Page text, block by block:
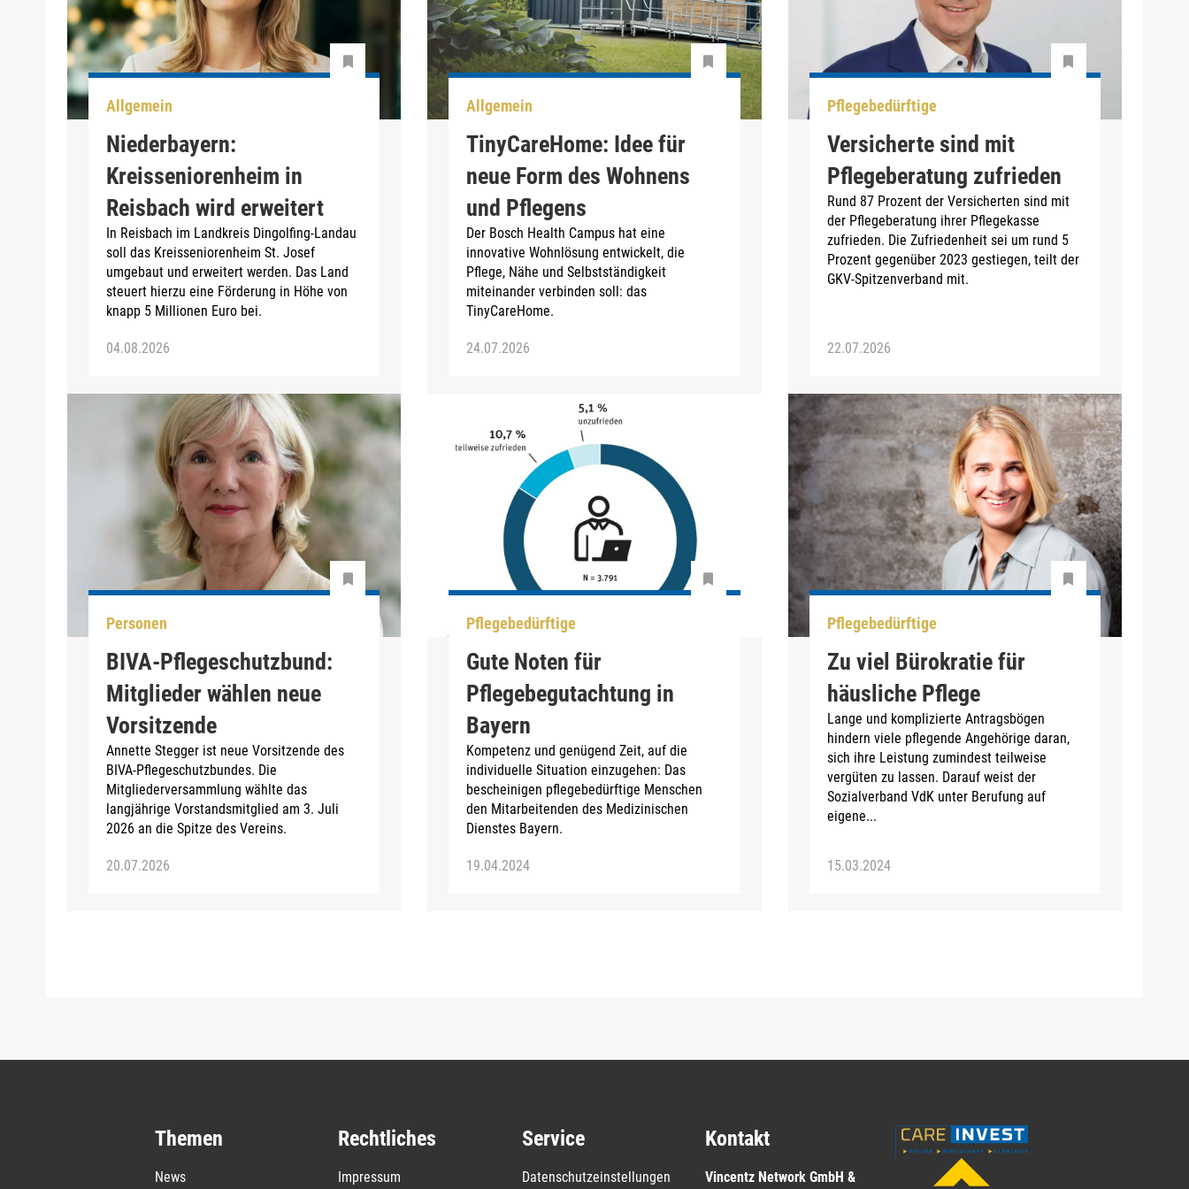
Allgemein
Niederbayern:
Kreisseniorenheim in
Reisbach wird erweitert
In Reisbach im Landkreis Dingolfing-Landau
soll das Kreisseniorenheim St. Josef
umgebaut und erweitert werden. Das Land
steuert hierzu eine Förderung in Höhe von
knapp 5 Millionen Euro bei.
04.08.2026
Allgemein
TinyCareHome: Idee für
neue Form des Wohnens
und Pflegens
Der Bosch Health Campus hat eine
innovative Wohnlösung entwickelt, die
Pflege, Nähe und Selbstständigkeit
miteinander verbinden soll: das
TinyCareHome.
24.07.2026
Pflegebedürftige
Versicherte sind mit
Pflegeberatung zufrieden
Rund 87 Prozent der Versicherten sind mit
der Pflegeberatung ihrer Pflegekasse
zufrieden. Die Zufriedenheit sei um rund 5
Prozent gegenüber 2023 gestiegen, teilt der
GKV-Spitzenverband mit.
22.07.2026
Personen
BIVA-Pflegeschutzbund:
Mitglieder wählen neue
Vorsitzende
Annette Stegger ist neue Vorsitzende des
BIVA-Pflegeschutzbundes. Die
Mitgliederversammlung wählte das
langjährige Vorstandsmitglied am 3. Juli
2026 an die Spitze des Vereins.
20.07.2026
Pflegebedürftige
Gute Noten für
Pflegebegutachtung in
Bayern
Kompetenz und genügend Zeit, auf die
individuelle Situation einzugehen: Das
bescheinigen pflegebedürftige Menschen
den Mitarbeitenden des Medizinischen
Dienstes Bayern.
19.04.2024
Pflegebedürftige
Zu viel Bürokratie für
häusliche Pflege
Lange und komplizierte Antragsbögen
hindern viele pflegende Angehörige daran,
sich ihre Leistung zumindest teilweise
vergüten zu lassen. Darauf weist der
Sozialverband VdK unter Berufung auf
eigene...
15.03.2024
Themen
News
Rechtliches
Impressum
Service
Datenschutzeinstellungen
Kontakt
Vincentz Network GmbH &